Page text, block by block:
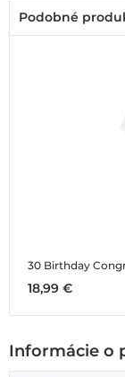
Podobné
30 Birthday
18,99 €
Informácie o